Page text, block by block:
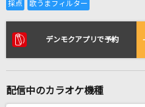
リアルタイムで歌わ
[生音]十戒(1984)
Yankeee
デンモクアプリで予約
配信中のカラオケ機種